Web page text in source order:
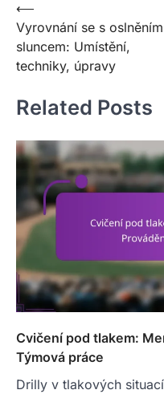
Post
navigation
⟵
Vyrovnání se s oslněním
sluncem: Umístění,
techniky, úpravy
Related Posts
Cvičení pod tlakem:
Týmová práce
Drilly v tlakových